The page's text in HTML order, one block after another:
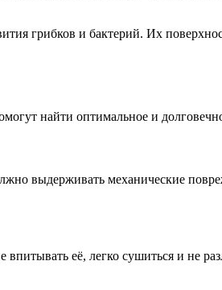
грибков и бактерий. Их
найти оптимальное и
выдерживать механические
её, легко сушиться и не